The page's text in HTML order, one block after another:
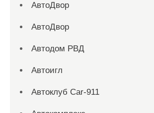
АвтоДвор
АвтоДвор
Автодом РВД
Автоигл
Автоклуб Car-911